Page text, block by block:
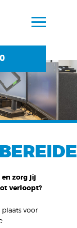
en zorg jij
verloopt?
voor